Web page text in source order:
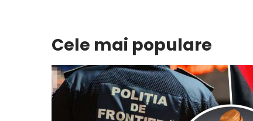
Cele mai populare